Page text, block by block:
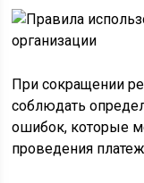
При сокращении
соблюдать
ошибок, которые
проведения